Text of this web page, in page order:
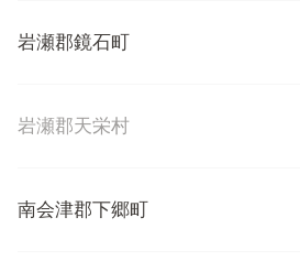
岩瀬郡鏡石町
岩瀬郡天栄村
南会津郡下郷町